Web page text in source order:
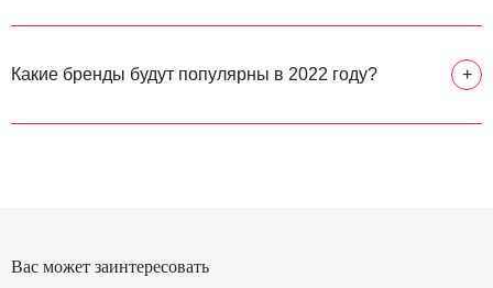
Какие бренды будут популярны в 2022 году? +
Вас может заинтересовать